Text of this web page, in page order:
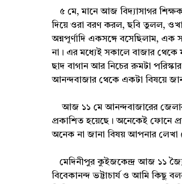
৫ মে, মানে আজ বিদ্যাসাগর শিক্ষক
দিয়ে ওরা বরণ করল, ছবি তুলল,
অন্নপূর্ণাদি একসঙ্গে বসেছিলাম, এক
না। এর মধ্যেই সকালে বাজার
ছাদ বাগান আর নিচের রুমটা
আনন্দবাজার থেকে একটা বিষয়ে
আজ ১১ মে আনন্দবাজারের
প্রকাশিত হয়েছে। অনেকেই ফোনে
অনেক না জানা বিষয় আপনার লেখা
মেদিনীপুর কুইজকেন্দ্র আজ ১১
বিবেকানন্দ ভট্টাচার্য ও আমি কিছু